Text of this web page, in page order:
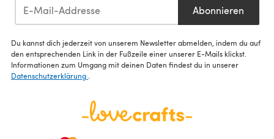
Abonnieren
Du kannst dich jederzeit von unserem Newsletter abmelden, indem du auf
den entsprechenden Link in der Fußzeile einer unserer E-Mails klickst.
Informationen zum Umgang mit deinen Daten findest du in unserer
Datenschutzerklärung